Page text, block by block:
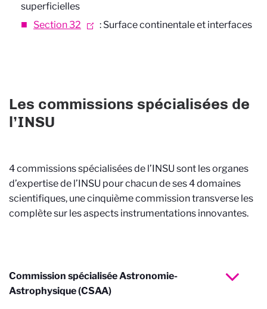
superficielles
Section 32
: Surface continentale et interfaces
Les commissions spécialisées de
l’INSU
4 commissions spécialisées de l’INSU sont les organes
d’expertise de l’INSU pour chacun de ses 4 domaines
scientifiques, une cinquième commission transverse les
complète sur les aspects instrumentations innovantes.
Commission spécialisée Astronomie-
Astrophysique (CSAA)